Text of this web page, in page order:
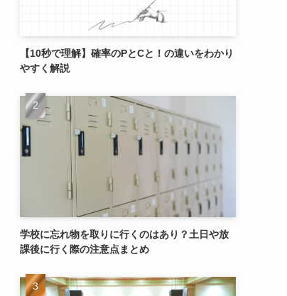
【10秒で理解】確率のPとCと！の違いをわかり
やすく解説
学校に忘れ物を取りに行くのはあり？土日や放
課後に行く際の注意点まとめ